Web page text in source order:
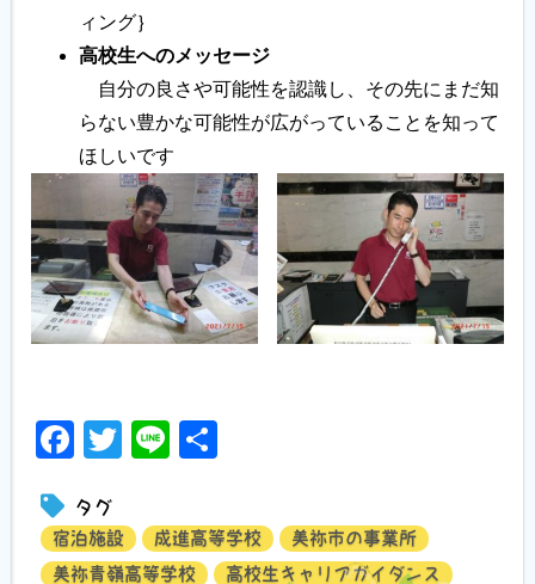
ィング｝
高校生へのメッセージ
自分の良さや可能性を認識し、その先にまだ知
らない豊かな可能性が広がっていることを知って
ほしいです
Facebook
Twitter
Line
タグ
宿泊施設 成進高等学校
美祢市の事業所
美祢青嶺高等学校
高校生キャリアガイダンス